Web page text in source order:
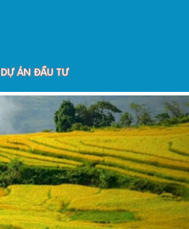
DỰ ÁN ĐẦU TƯ